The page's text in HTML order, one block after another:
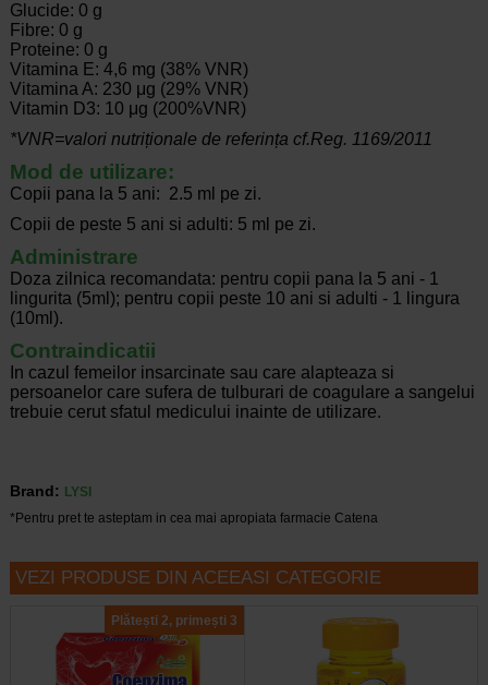
Glucide: 0 g
Fibre: 0 g
Proteine: 0 g
Vitamina E: 4,6 mg (38% VNR)
Vitamina A: 230 μg (29% VNR)
Vitamin D3: 10 μg (200%VNR)
*VNR=valori nutriționale de referința cf.Reg. 1169/2011
Mod de utilizare:
Copii pana la 5 ani: 2.5 ml pe zi.
Copii de peste 5 ani si adulti: 5 ml pe zi.
Administrare
Doza zilnica recomandata: pentru copii pana la 5 ani - 1
lingurita (5ml); pentru copii peste 10 ani si adulti - 1 lingura
(10ml).
Contraindicatii
In cazul femeilor insarcinate sau care alapteaza si
persoanelor care sufera de tulburari de coagulare a sangelui
trebuie cerut sfatul medicului inainte de utilizare.
Brand:
LYSI
*Pentru pret te asteptam in cea mai apropiata farmacie Catena
VEZI PRODUSE DIN ACEEASI CATEGORIE
Plătești 2, primești 3